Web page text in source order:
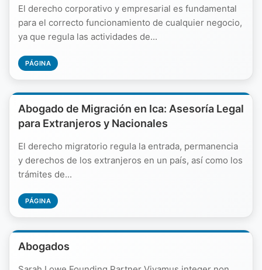
El derecho corporativo y empresarial es fundamental
para el correcto funcionamiento de cualquier negocio,
ya que regula las actividades de...
PÁGINA
Abogado de Migración en Ica: Asesoría Legal
para Extranjeros y Nacionales
El derecho migratorio regula la entrada, permanencia
y derechos de los extranjeros en un país, así como los
trámites de...
PÁGINA
Abogados